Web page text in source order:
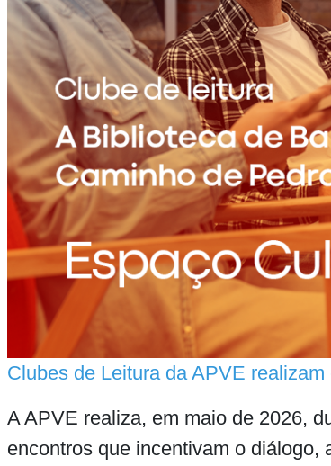
Clubes de Leitura da APVE
A APVE realiza, em maio de 2026,
encontros que incentivam o diálogo,